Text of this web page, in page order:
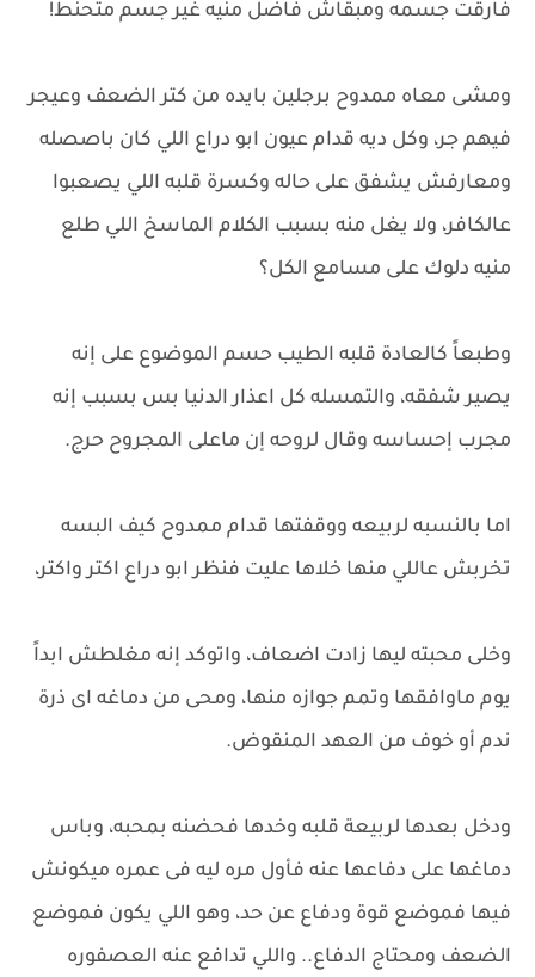
فارقت جسمه ومبقاش فاضل منيه غير جسم متحنط!
ومشى معاه ممدوح برجلين بايده من كتر الضعف وعيجر
فيهم جر، وكل ديه قدام عيون ابو دراع اللي كان باصصله
ومعارفش يشفق على حاله وكسرة قلبه اللي يصعبوا
عالكافر، ولا يغل منه بسبب الكلام الماسخ اللي طلع
منيه دلوك على مسامع الكل؟
وطبعاً كالعادة قلبه الطيب حسم الموضوع على إنه
يصير شفقه، والتمسله كل اعذار الدنيا بس بسبب إنه
مجرب إحساسه وقال لروحه إن ماعلى المجروح حرج.
اما بالنسبه لربيعه ووقفتها قدام ممدوح كيف البسه
تخربش عاللي منها خلاها عليت فنظر ابو دراع اكتر واكتر،
وخلى محبته ليها زادت اضعاف، واتوكد إنه مغلطش ابداً
يوم ماوافقها وتمم جوازه منها، ومحى من دماغه اى ذرة
ندم أو خوف من العهد المنقوض.
ودخل بعدها لربيعة قلبه وخدها فحضنه بمحبه، وباس
دماغها على دفاعها عنه فأول مره ليه فى عمره ميكونش
فيها فموضع قوة ودفاع عن حد، وهو اللي يكون فموضع
الضعف ومحتاج الدفاع.. واللي تدافع عنه العصفوره